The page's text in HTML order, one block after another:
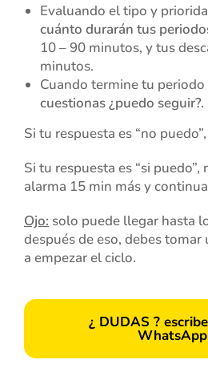
Evaluando el tipo y
cuánto durarán tus
10 – 90 minutos, y tus
minutos.
Cuando termine tu periodo
cuestionas ¿puedo seguir?.
Si tu respuesta es “no
Si tu respuesta es “si puedo”,
alarma 15 min más y
Ojo: solo puede llegar hasta
después de eso, debes
a empezar el ciclo.
¿ DUDAS ?
WhatsApp